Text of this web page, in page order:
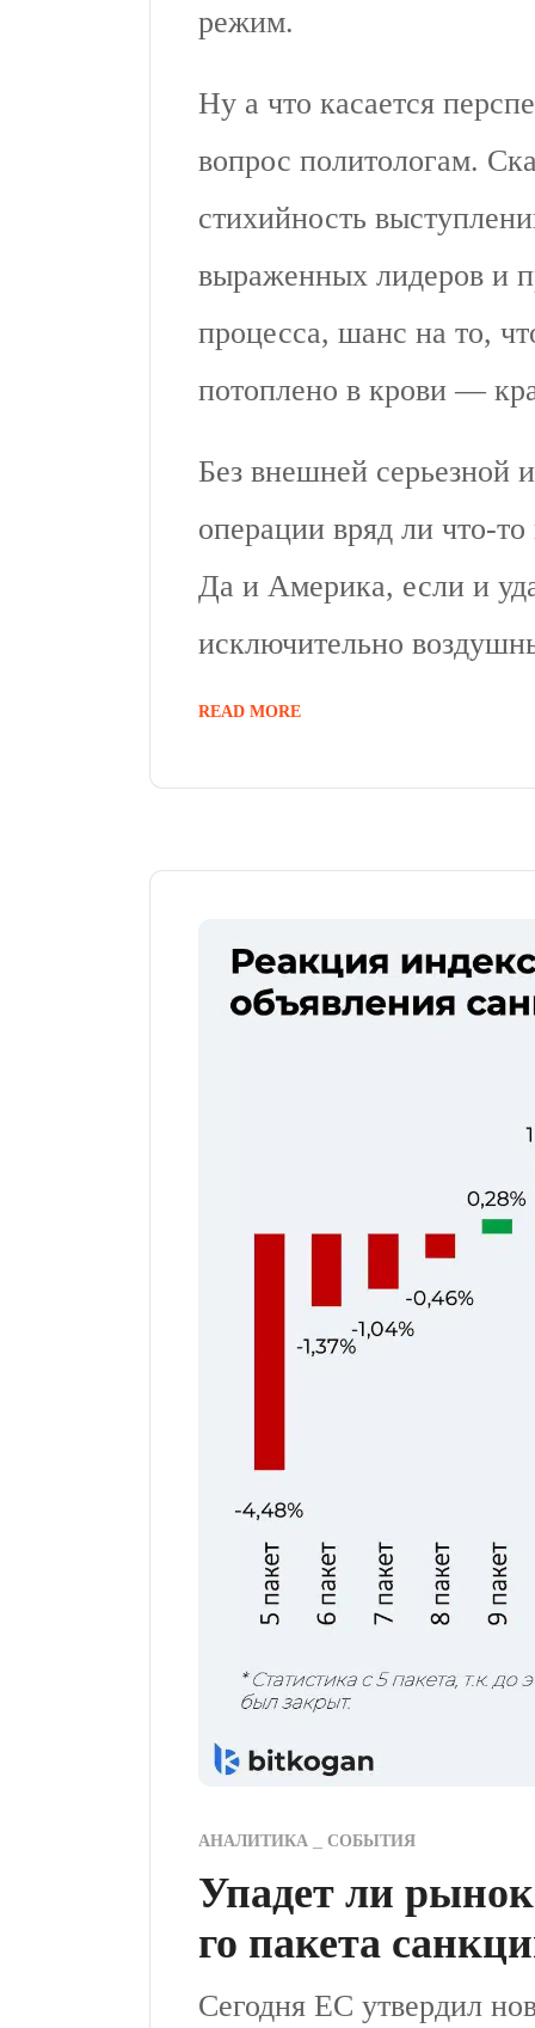
режим.
Ну а что касается
вопрос политологам.
стихийность
выраженных лидеров и
процесса, шанс на то,
потоплено в крови —
Без внешней серьезной
операции вряд ли что-
Да и Америка, если и
исключительно
READ MORE
АНАЛИТИКА СОБЫТИЯ
Упадет ли
го пакета
Сегодня ЕС утвердил